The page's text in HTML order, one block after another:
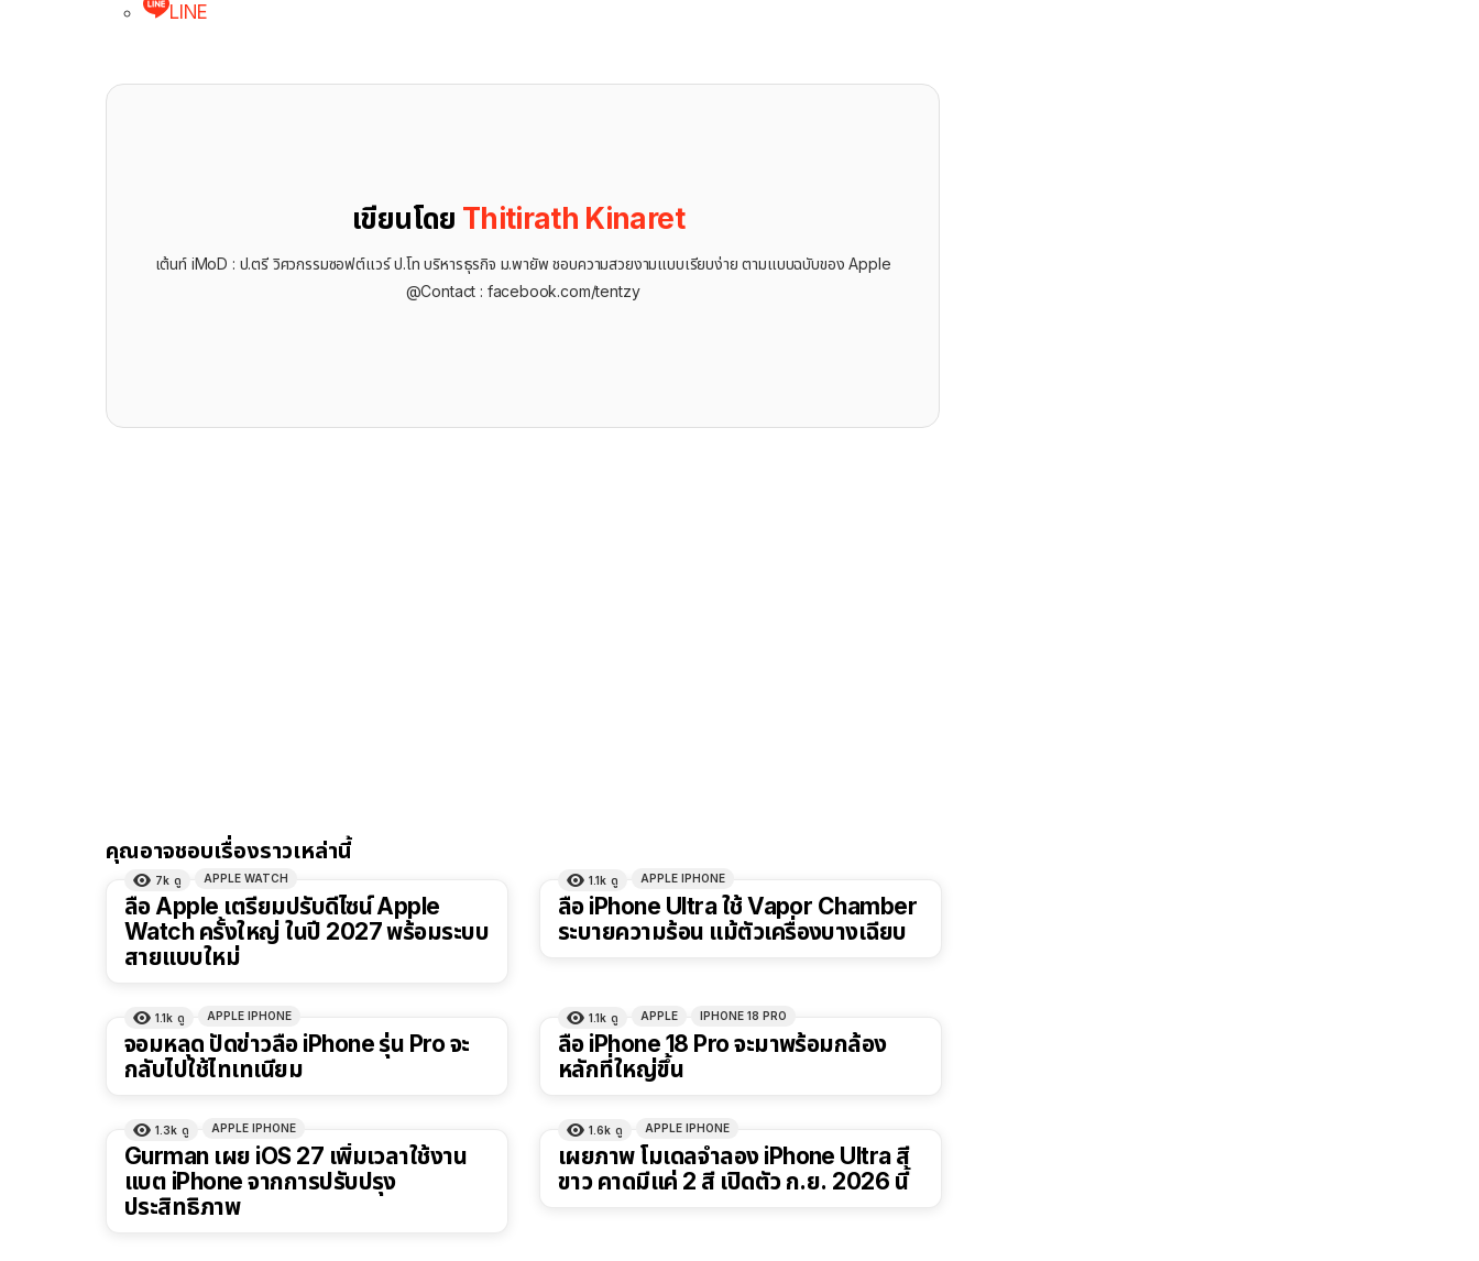
LINE
เขียนโดย Thitirath Kinaret
เต้นท์ iMoD : ป.ตรี วิศวกรรมซอฟต์แวร์ ป.โท บริหารธุรกิจ ม.พายัพ ชอบความสวยงามแบบเรียบง่าย ตามแบบฉบับของ Apple
@Contact : facebook.com/tentzy
คุณอาจชอบเรื่องราวเหล่านี้
7k ดู APPLE WATCH
ลือ Apple เตรียมปรับดีไซน์ Apple
Watch ครั้งใหญ่ ในปี 2027 พร้อมระบบ
สายแบบใหม่
1.1k ดู APPLE IPHONE
ลือ iPhone Ultra ใช้ Vapor Chamber
ระบายความร้อน แม้ตัวเครื่องบางเฉียบ
1.1k ดู APPLE IPHONE
จอมหลุด ปัดข่าวลือ iPhone รุ่น Pro จะ
กลับไปใช้ไทเทเนียม
1.1k ดู APPLE IPHONE 18 PRO
ลือ iPhone 18 Pro จะมาพร้อมกล้อง
หลักที่ใหญ่ขึ้น
1.3k ดู APPLE IPHONE
Gurman เผย iOS 27 เพิ่มเวลาใช้งาน
แบต iPhone จากการปรับปรุง
ประสิทธิภาพ
1.6k ดู APPLE IPHONE
เผยภาพ โมเดลจำลอง iPhone Ultra สี
ขาว คาดมีแค่ 2 สี เปิดตัว ก.ย. 2026 นี้